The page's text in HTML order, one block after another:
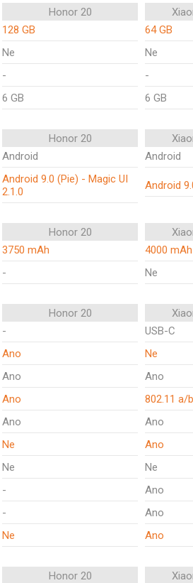
Honor 20
128 GB 64 GB
Ne Ne
- -
6 GB 6 GB
Honor 20
Android Android
Android 9.0 (Pie) - Magic UI
2.1.0
Android
Honor 20
3750 mAh 4000 mAh
- Ne
Honor 20
- USB-C
Ano Ne
Ano Ano
Ano 802.11
Ano Ano
Ne Ano
Ne Ne
- Ano
- Ano
Ne Ano
Honor 20